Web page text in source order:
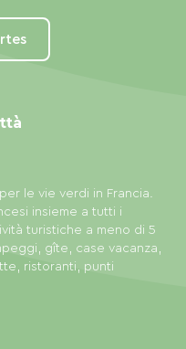
le vie verdi in Francia.
insieme a tutti i
turistiche a meno di 5
gîte, case vacanza,
ristoranti, punti